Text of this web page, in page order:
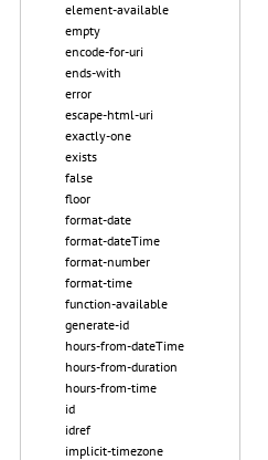
element-available
empty
encode-for-uri
ends-with
error
escape-html-uri
exactly-one
exists
false
floor
format-date
format-dateTime
format-number
format-time
function-available
generate-id
hours-from-dateTime
hours-from-duration
hours-from-time
id
idref
implicit-timezone